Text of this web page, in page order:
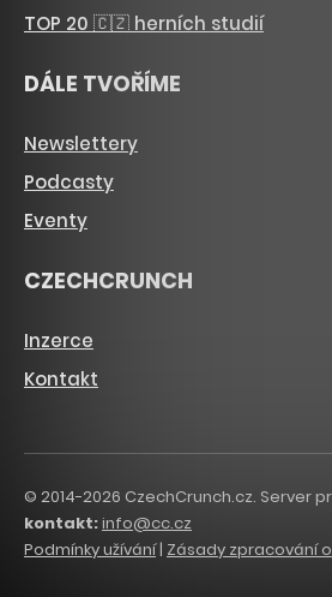
TOP 20 🇨🇿 herních studií
DÁLE TVOŘÍME
Newslettery
Podcasty
Eventy
CZECHCRUNCH
Inzerce
Kontakt
© 2014-2026 CzechCrunch.cz. Server
kontakt:info@cc.cz
Podmínky užívání| Zásady zpracování